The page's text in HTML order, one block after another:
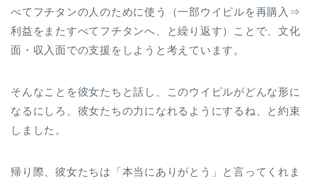
べてフチタンの人のために使う（一部ウイピルを再購入⇒
利益をまたすべてフチタンへ、と繰り返す）ことで、文化
面・収入面での支援をしようと考えています。
そんなことを彼女たちと話し、このウイピルがどんな形に
なるにしろ、彼女たちの力になれるようにするね、と約束
しました。
帰り際、彼女たちは「本当にありがとう」と言ってくれま